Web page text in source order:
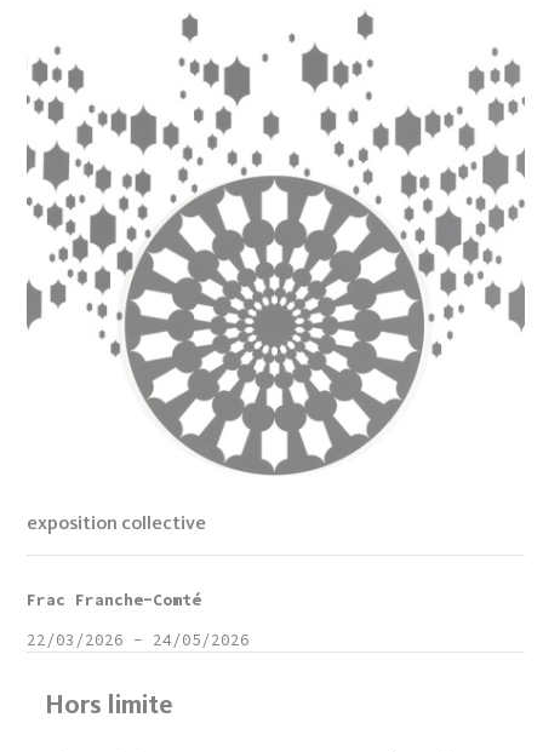
exposition collective
Hors limite
Frac Franche-Comté
22/03/2026 - 24/05/2026